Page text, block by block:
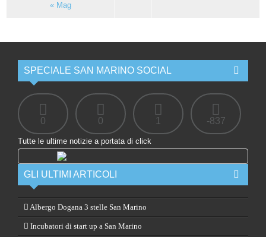
« Mag
SPECIALE SAN MARINO SOCIAL
0 0 1 -837
Tutte le ultime notizie a portata di click
GLI ULTIMI ARTICOLI
Albergo Dogana 3 stelle San Marino
Incubatori di start up a San Marino